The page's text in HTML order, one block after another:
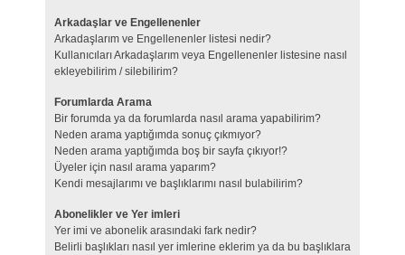
Arkadaşlar ve Engellenenler
Arkadaşlarım ve Engellenenler listesi nedir?
Kullanıcıları Arkadaşlarım veya Engellenenler listesine nasıl
ekleyebilirim / silebilirim?
Forumlarda Arama
Bir forumda ya da forumlarda nasıl arama yapabilirim?
Neden arama yaptığımda sonuç çıkmıyor?
Neden arama yaptığımda boş bir sayfa çıkıyor!?
Üyeler için nasıl arama yaparım?
Kendi mesajlarımı ve başlıklarımı nasıl bulabilirim?
Abonelikler ve Yer imleri
Yer imi ve abonelik arasındaki fark nedir?
Belirli başlıkları nasıl yer imlerine eklerim ya da bu başlıklara